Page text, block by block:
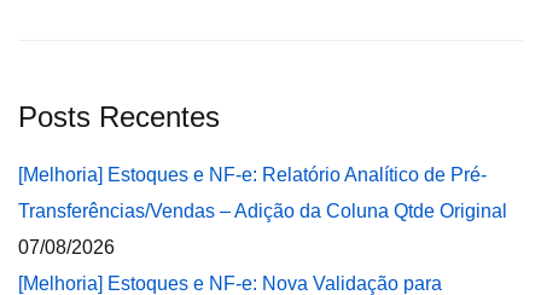
Posts Recentes
[Melhoria] Estoques e NF-e: Relatório Analítico de Pré-
Transferências/Vendas – Adição da Coluna Qtde Original
07/08/2026
[Melhoria] Estoques e NF-e: Nova Validação para